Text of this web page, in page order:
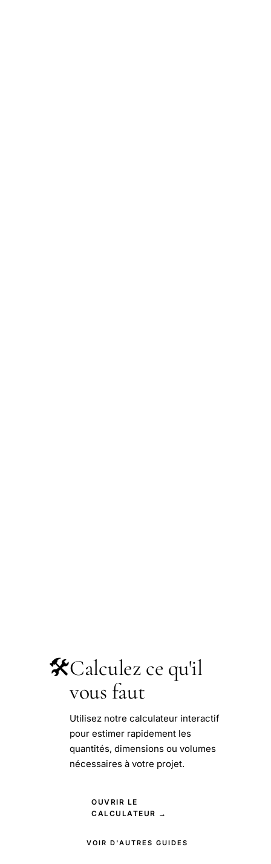
🛠️Calculez ce qu'il
vous faut
Utilisez notre calculateur interactif
pour estimer rapidement les
quantités, dimensions ou volumes
nécessaires à votre projet.
OUVRIR LE
CALCULATEUR →
VOIR D'AUTRES GUIDES